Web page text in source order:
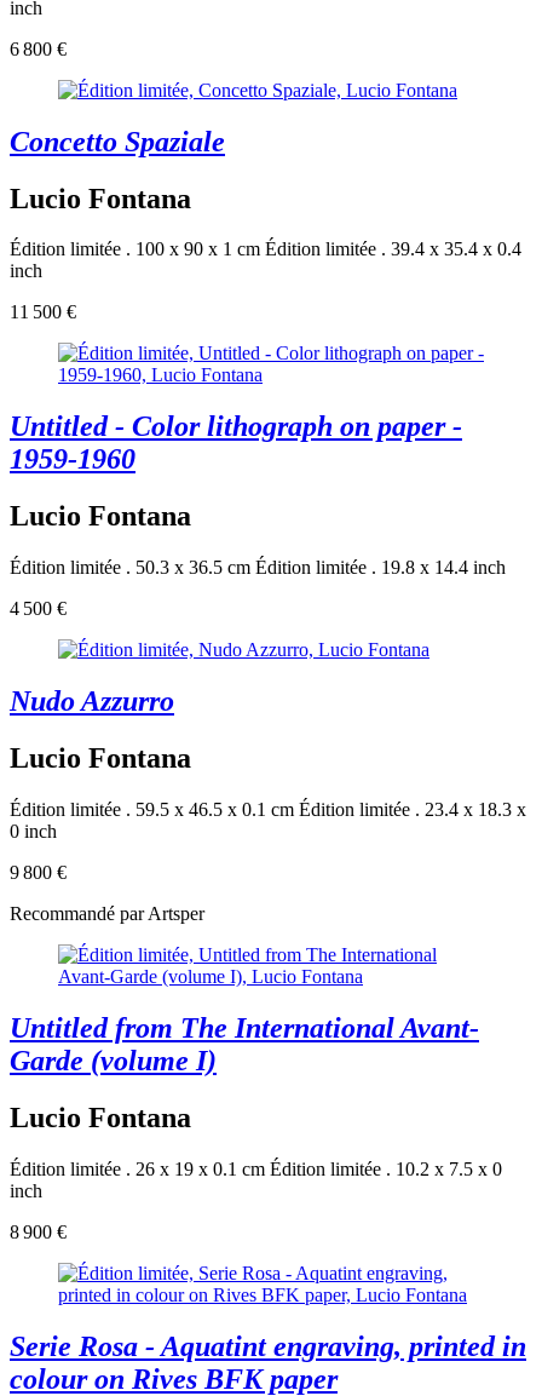
inch
6 800 €
Concetto Spaziale
Lucio Fontana
Édition limitée . 100 x 90 x 1 cm Édition limitée . 39.4 x 35.4 x 0.4
inch
11 500 €
Untitled - Color lithograph on paper -
1959-1960
Lucio Fontana
Édition limitée . 50.3 x 36.5 cm Édition limitée . 19.8 x 14.4 inch
4 500 €
Nudo Azzurro
Lucio Fontana
Édition limitée . 59.5 x 46.5 x 0.1 cm Édition limitée . 23.4 x 18.3 x
0 inch
9 800 €
Recommandé par Artsper
Untitled from The International Avant-
Garde (volume I)
Lucio Fontana
Édition limitée . 26 x 19 x 0.1 cm Édition limitée . 10.2 x 7.5 x 0
inch
8 900 €
Serie Rosa - Aquatint engraving, printed in
colour on Rives BFK paper